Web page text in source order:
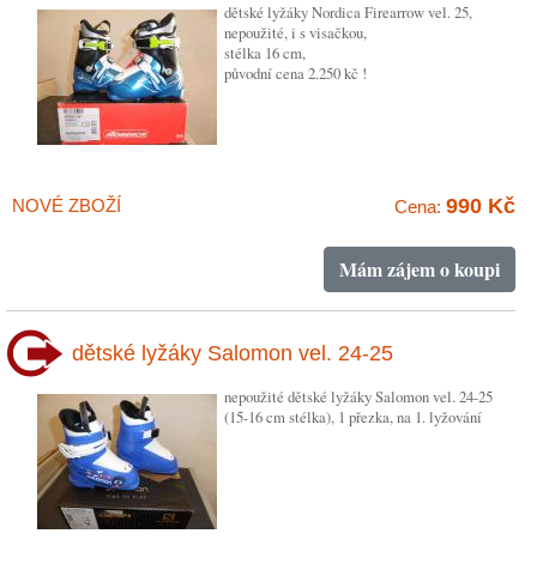
dětské lyžáky Nordica Firearrow vel. 25,
nepoužité, i s visačkou,
stélka 16 cm,
původní cena 2.250 kč !
NOVÉ ZBOŽÍ Cena: 990 Kč
Mám zájem o koupi
dětské lyžáky Salomon vel. 24-25
nepoužité dětské lyžáky Salomon vel. 24-25
(15-16 cm stélka), 1 přezka, na 1. lyžování